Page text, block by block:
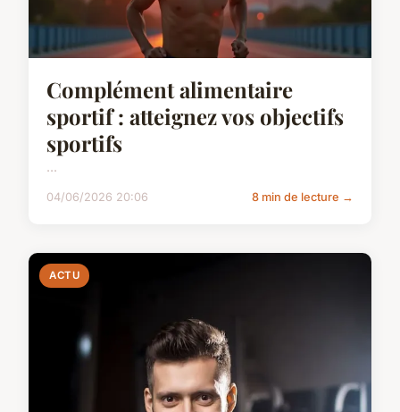
Complément alimentaire
sportif : atteignez vos objectifs
sportifs
...
04/06/2026 20:06 8 min de lecture →
ACTU